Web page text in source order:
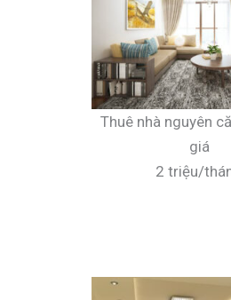
Thuê nhà nguyên
giá
2 triệu/